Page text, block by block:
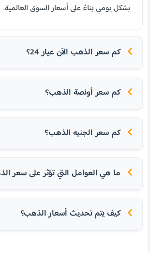
بشكل يومي بناءً على أسعار السوق العالمية.
كم سعر الذهب الآن عيار 24؟
كم سعر أونصة الذهب؟
كم سعر الجنيه الذهب؟
ما هي العوامل التي تؤثر على سعر
كيف يتم تحديث أسعار الذهب؟